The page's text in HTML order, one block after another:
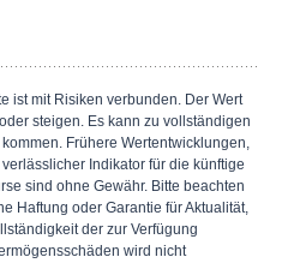
ist mit Risiken verbunden. Der Wert
steigen. Es kann zu vollständigen
Frühere Wertentwicklungen,
Indikator für die künftige
sind ohne Gewähr. Bitte beachten
Haftung oder Garantie für Aktualität,
der zur Verfügung
wird nicht